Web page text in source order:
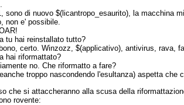
sono di nuovo $(licantropo_esaurito), la macchina
non e' possibile.
tu hai reinstallato tutto?
certo. Winzozz, $(applicativo), antivirus, rava,
hai riformattato?
no. Che riformatto a fare?
troppo nascondendo l'esultanza) aspetta che
che si attaccheranno alla scusa della
rovente: